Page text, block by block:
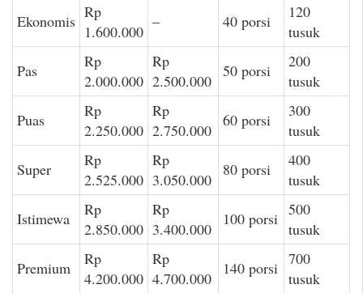
Ekonomis Rp
1.600.000
– 40 porsi
120
tusuk
Pas
Rp
2.000.000
Rp
2.500.000
50 porsi
200
tusuk
Puas
Rp
2.250.000
Rp
2.750.000
60 porsi
300
tusuk
Super
Rp
2.525.000
Rp
3.050.000
80 porsi
400
tusuk
Istimewa
Rp
2.850.000
Rp
3.400.000
100 porsi 500
tusuk
Premium
Rp
4.200.000
Rp
4.700.000
140 porsi 700
tusuk